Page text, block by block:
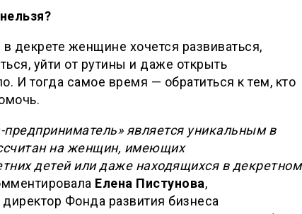
декрете женщине хочется развиваться,
уйти от рутины и даже открыть
И тогда самое время — обратиться к тем, кто
является уникальным в
на женщин, имеющих
детей или даже находящихся в декретном
Елена Пистунова,
Фонда развития бизнеса